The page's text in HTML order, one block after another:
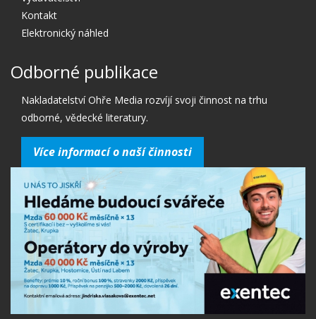
Kontakt
Elektronický náhled
Odborné publikace
Nakladatelství Ohře Media rozvíjí svoji činnost na trhu
odborné, vědecké literatury.
Více informací o naší činnosti